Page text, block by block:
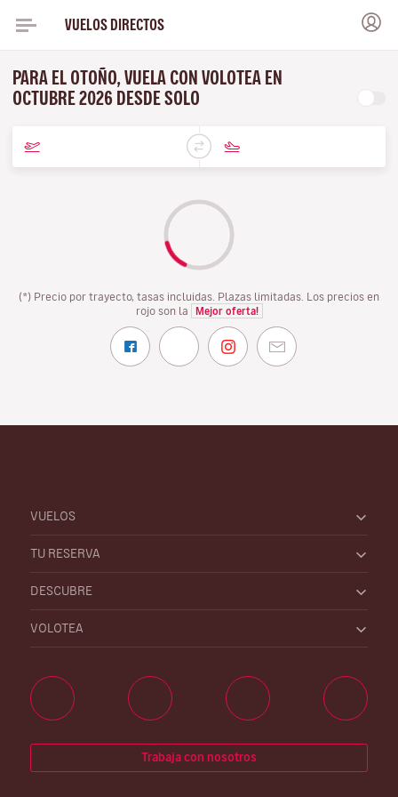
VUELOS DIRECTOS
PARA EL OTOÑO, VUELA CON VOLOTEA EN
OCTUBRE 2026 DESDE SOLO
(*) Precio por trayecto, tasas incluidas. Plazas limitadas. Los precios en
rojo son la
Mejor oferta!
VUELOS
TU RESERVA
DESCUBRE
VOLOTEA
Trabaja con nosotros